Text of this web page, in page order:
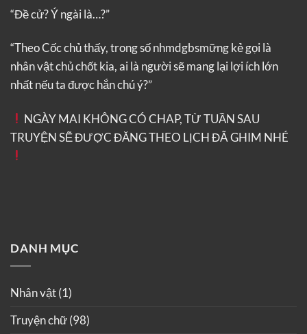
“Đề cử? Ý ngài là…?”
“Theo Cốc chủ thấy, trong số nhmdgbsmững kẻ gọi là
nhân vật chủ chốt kia, ai là người sẽ mang lại lợi ích lớn
nhất nếu ta được hắn chú ý?”
NGÀY MAI KHÔNG CÓ CHAP, TỪ TUẦN SAU
TRUYỆN SẼ ĐƯỢC ĐĂNG THEO LỊCH ĐÃ GHIM NHÉ
DANH MỤC
Nhân vật(1)
Truyện chữ(98)